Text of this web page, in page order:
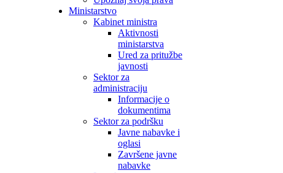
Ministarstvo
Kabinet ministra
Aktivnosti
ministarstva
Ured za pritužbe
javnosti
Sektor za
administraciju
Informacije o
dokumentima
Sektor za podršku
Javne nabavke i
oglasi
Završene javne
nabavke